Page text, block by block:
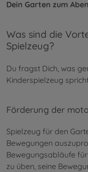
Dein Garten zum
Was sind die
Spielzeug?
Du fragst Dich, was
Kinderspielzeug
Förderung der
Spielzeug für den
Bewegungen
Bewegungsabläufe
zu üben, seine